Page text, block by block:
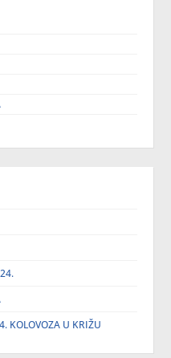
KOLOVOZA U KRIŽU